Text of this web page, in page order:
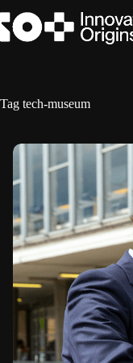
naar
de
Tag tech-museum